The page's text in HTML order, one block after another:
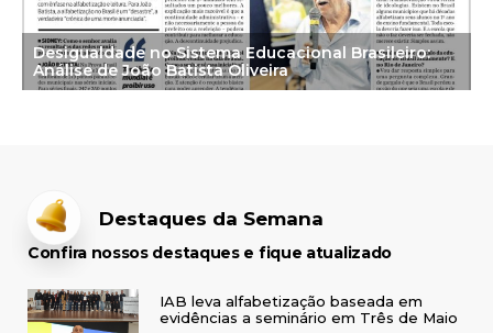
Desigualdade no Sistema Educacional Brasileiro:
Análise de João Batista Oliveira
Destaques da Semana
Confira nossos destaques e fique atualizado
IAB leva alfabetização baseada em
evidências a seminário em Três de Maio